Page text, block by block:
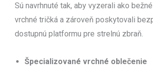
Sú navrhnuté tak, aby vyzerali ako
vrchné tričká a zároveň poskytovali
dostupnú platformu pre strelnú zbraň.
Špecializované vrchné oblečenie